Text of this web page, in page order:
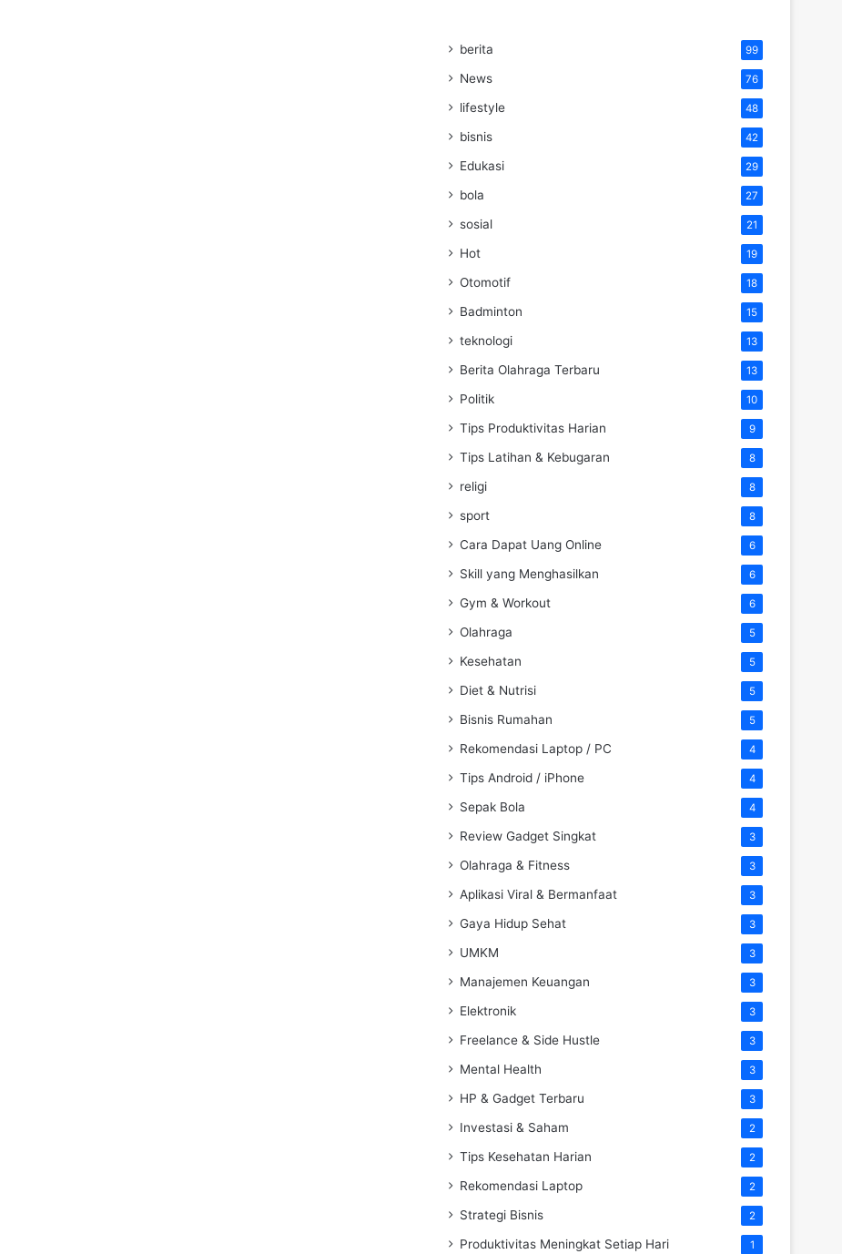
berita 99
News 76
lifestyle 48
bisnis 42
Edukasi 29
bola 27
sosial 21
Hot 19
Otomotif 18
Badminton 15
teknologi 13
Berita Olahraga Terbaru 13
Politik 10
Tips Produktivitas Harian 9
Tips Latihan & Kebugaran 8
religi 8
sport 8
Cara Dapat Uang Online 6
Skill yang Menghasilkan 6
Gym & Workout 6
Olahraga 5
Kesehatan 5
Diet & Nutrisi 5
Bisnis Rumahan 5
Rekomendasi Laptop / PC 4
Tips Android / iPhone 4
Sepak Bola 4
Review Gadget Singkat 3
Olahraga & Fitness 3
Aplikasi Viral & Bermanfaat 3
Gaya Hidup Sehat 3
UMKM 3
Manajemen Keuangan 3
Elektronik 3
Freelance & Side Hustle 3
Mental Health 3
HP & Gadget Terbaru 3
Investasi & Saham 2
Tips Kesehatan Harian 2
Rekomendasi Laptop 2
Strategi Bisnis 2
Produktivitas Meningkat Setiap Hari 1